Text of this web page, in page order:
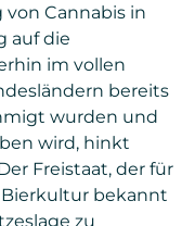
Cannabis in
auf die
im vollen
bereits
wurden und
wird, hinkt
Freistaat, der für
bekannt
zu